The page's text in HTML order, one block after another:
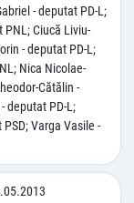
- deputat PD-L;
PNL; Ciucă Liviu-
- deputat PD-L;
Nica Nicolae-
Cătălin -
deputat PD-L;
Varga Vasile -